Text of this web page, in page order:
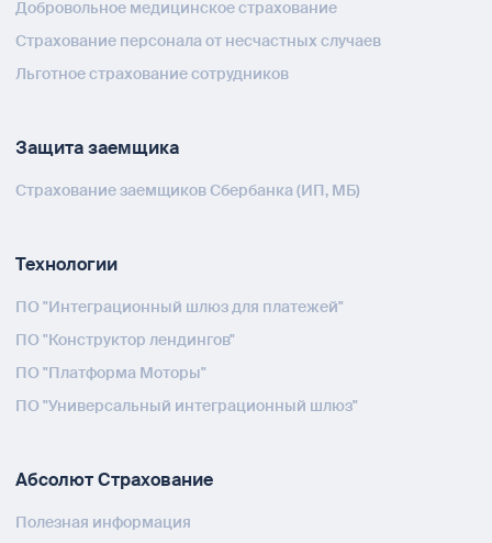
Добровольное медицинское страхование
Страхование персонала от несчастных случаев
Льготное страхование сотрудников
Защита заемщика
Страхование заемщиков Сбербанка (ИП, МБ)
Технологии
ПО "Интеграционный шлюз для платежей"
ПО "Конструктор лендингов"
ПО "Платформа Моторы"
ПО "Универсальный интеграционный шлюз"
Абсолют Страхование
Полезная информация